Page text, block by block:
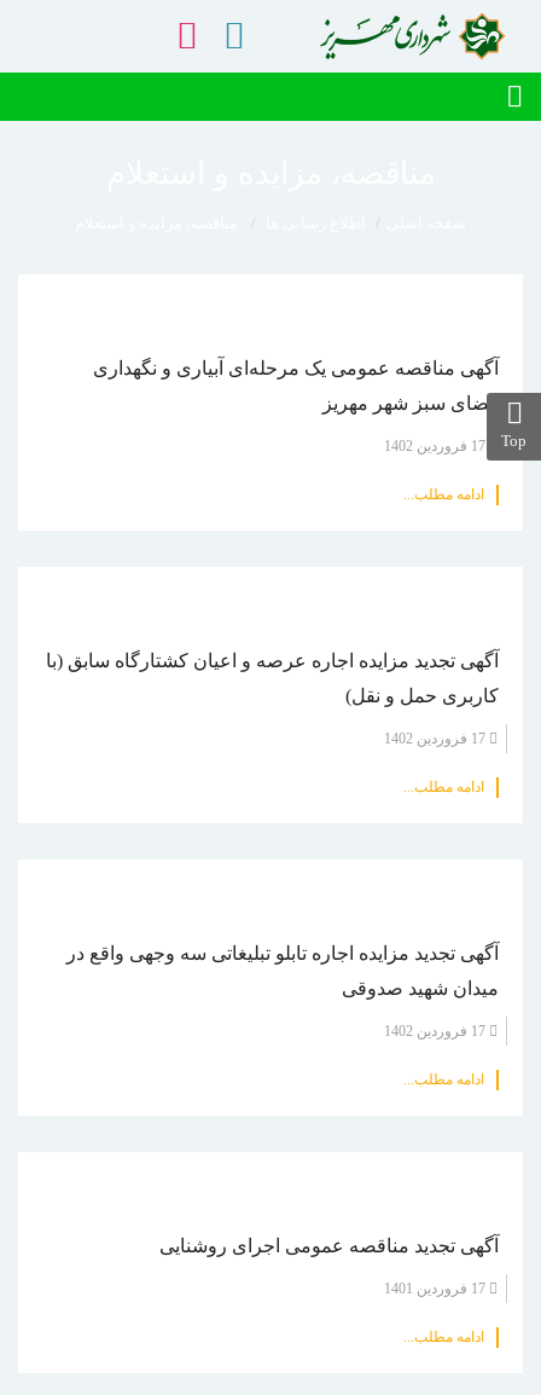
آگهی مناقصه عمومی یک مرحله‌ای آبیاری و نگهداری
فضای سبز شهر مهریز
ادامه مطلب...
آگهی تجدید مزایده اجاره عرصه و اعیان کشتارگاه سابق (با
کاربری حمل و نقل)
ادامه مطلب...
آگهی تجدید مزایده اجاره تابلو تبلیغاتی سه وجهی واقع در
میدان شهید صدوقی
ادامه مطلب...
آگهی تجدید مناقصه عمومی اجرای روشنایی
ادامه مطلب...
Top